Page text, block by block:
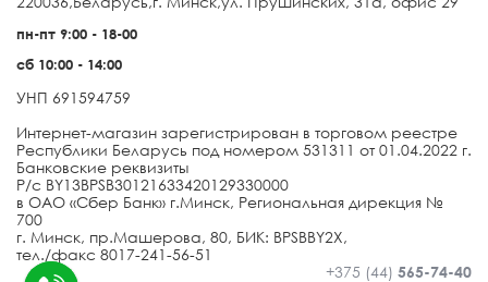
пн-пт 9:00 - 18-00
сб 10:00 - 14:00
УНП 691594759
Интернет-магазин зарегистрирован в торговом реестре
Республики Беларусь под номером 531311 от 01.04.2022 г.
Банковские реквизиты
Р/с BY13BPSB30121633420129330000
в ОАО «Сбер Банк» г.Минск, Региональная дирекция №
700
г. Минск, пр.Машерова, 80, БИК: BPSBBY2X,
тел./факс 8017-241-56-51
+375 (44) 565-74-40